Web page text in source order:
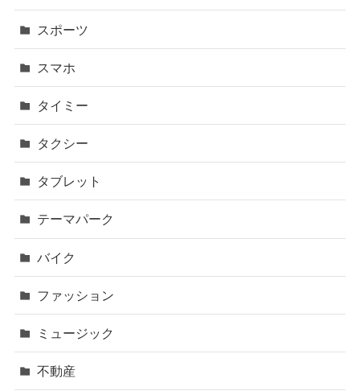
スポーツ
スマホ
タイミー
タクシー
タブレット
テーマパーク
バイク
ファッション
ミュージック
不動産